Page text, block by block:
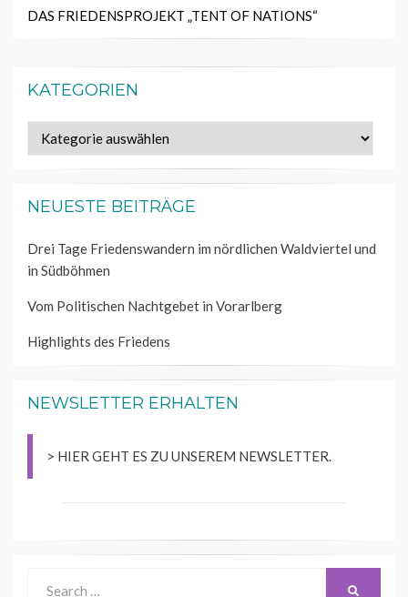
DAS FRIEDENSPROJEKT „TENT OF NATIONS“
KATEGORIEN
Kategorien
NEUESTE BEITRÄGE
Drei Tage Friedenswandern im nördlichen Waldviertel und
in Südböhmen
Vom Politischen Nachtgebet in Vorarlberg
Highlights des Friedens
NEWSLETTER ERHALTEN
> HIER GEHT ES ZU UNSEREM NEWSLETTER.